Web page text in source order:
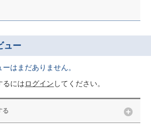
ュー
はまだありません。
るにはログイン してください。
る